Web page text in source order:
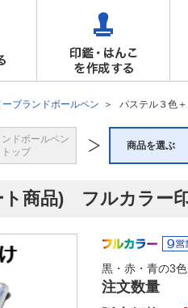
ーブランドボールペン パステル３色
ンドボールペン
トップ
商品を選ぶ
ト商品) フルカラー
黒・赤・青の3
注文数量